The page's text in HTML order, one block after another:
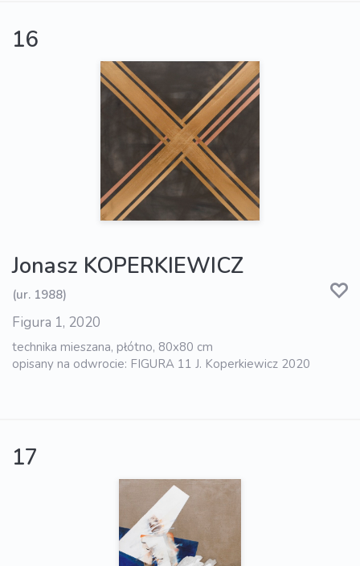
16
Jonasz KOPERKIEWICZ
(ur. 1988)
Figura 1, 2020
technika mieszana, płótno, 80x80 cm
opisany na odwrocie: FIGURA 11 J. Koperkiewicz 2020
17